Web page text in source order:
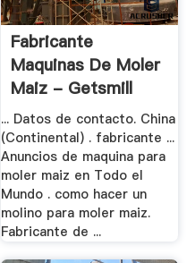
Fabricante
Maquinas De Moler
Maiz - Getsmill
... Datos de contacto. China
(Continental) . fabricante ...
Anuncios de maquina para
moler maiz en Todo el
Mundo . como hacer un
molino para moler maiz.
Fabricante de ...